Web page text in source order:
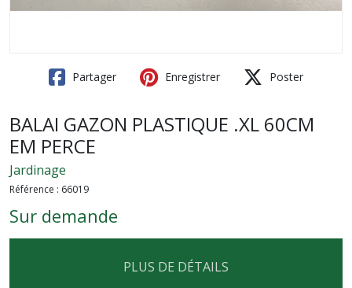
Partager Enregistrer Poster
BALAI GAZON PLASTIQUE .XL 60CM
EM PERCE
Jardinage
Référence : 66019
Sur demande
PLUS DE DÉTAILS